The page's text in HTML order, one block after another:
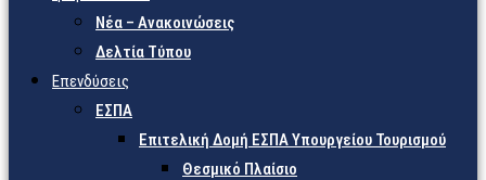
Νέα – Ανακοινώσεις
Δελτία Τύπου
Επενδύσεις
ΕΣΠΑ
Επιτελική Δομή ΕΣΠΑ Υπουργείου Τουρισμού
Θεσμικό Πλαίσιο